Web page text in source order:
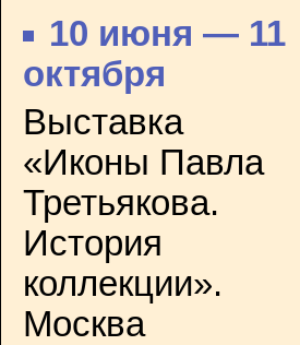
10 июня — 11
октября
Выставка
«Иконы Павла
Третьякова.
История
коллекции».
Москва